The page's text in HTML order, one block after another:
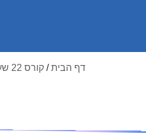
דף הבית/ קורס 22 שעות